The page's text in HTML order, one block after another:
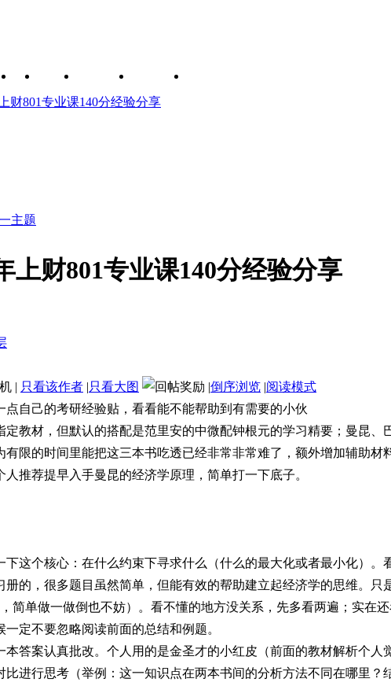
财801专业课140分经验分享
上财801专业课140分经验分享
| 只看该作者 |只看大图 |倒序浏览 |阅读模式
自己的考研经验贴，看看能不能帮助到有需要的小伙
教材，但默认的搭配是范里安的中微配钟根元的学习精要；曼昆
限的时间里能把这三本书吃透已经非常非常难了，额外增加辅助
推荐提早入手曼昆的经济学原理，简单打一下底子。
下这个核心：在什么约束下寻求什么（什么的最大化或者最小化）
的，很多题目虽然简单，但能有效的帮助建立起经济学的思维。
简单做一做倒也不妨）。看不懂的地方没关系，先多看两遍；实在
定不要忽略阅读前面的总结和例题。
答案认真批改。个人用的是金圣才的小红皮（前面的教材解析个人
进行思考（举例：这一知识点在两本书间的分析方法不同在哪里